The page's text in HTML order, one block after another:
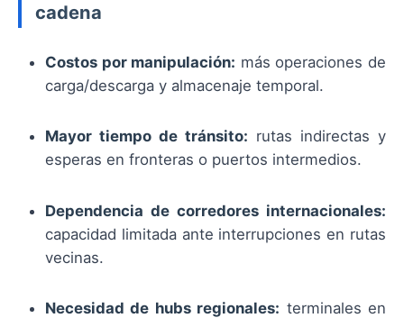
cadena
Costos por manipulación: más operaciones de
carga/descarga y almacenaje temporal.
Mayor tiempo de tránsito: rutas indirectas y
esperas en fronteras o puertos intermedios.
Dependencia de corredores internacionales:
capacidad limitada ante interrupciones en rutas
vecinas.
Necesidad de hubs regionales: terminales en